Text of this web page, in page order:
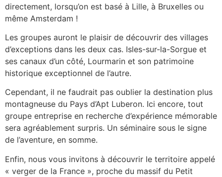
directement, lorsqu’on est basé à Lille, à Bruxelles ou
même Amsterdam !
Les groupes auront le plaisir de découvrir des villages
d’exceptions dans les deux cas. Isles-sur-la-Sorgue et
ses canaux d’un côté, Lourmarin et son patrimoine
historique exceptionnel de l’autre.
Cependant, il ne faudrait pas oublier la destination plus
montagneuse du Pays d’Apt Luberon. Ici encore, tout
groupe entreprise en recherche d’expérience mémorable
sera agréablement surpris. Un séminaire sous le signe
de l’aventure, en somme.
Enfin, nous vous invitons à découvrir le territoire appelé
« verger de la France », proche du massif du Petit